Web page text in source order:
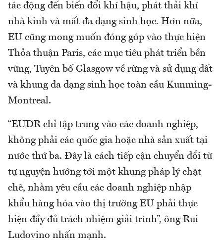
tác động đến biến đổi khí hậu, phát thải khí
nhà kinh và mất đa dạng sinh học. Hơn nữa,
EU cũng mong muốn đóng góp vào thực hiện
Thỏa thuận Paris, các mục tiêu phát triển bền
vững, Tuyên bố Glasgow về rừng và sử dụng đất
và khung đa dạng sinh học toàn cầu Kunming-
Montreal.
“EUDR chỉ tập trung vào các doanh nghiệp,
không phải các quốc gia hoặc nhà sản xuất tại
nước thứ ba. Đây là cách tiếp cận chuyển đổi từ
tự nguyện hướng tới một khung pháp lý chặt
chẽ, nhằm yêu cầu các doanh nghiệp nhập
khẩu hàng hóa vào thị trường EU phải thực
hiện đầy đủ trách nhiệm giải trình”, ông Rui
Ludovino nhấn mạnh.